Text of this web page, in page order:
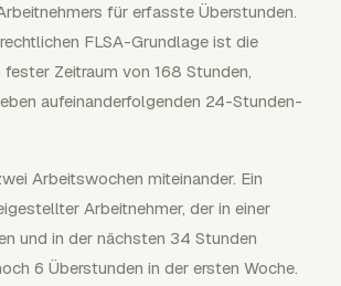
für erfasste Überstunden.
FLSA-Grundlage ist die
Zeitraum von 168 Stunden,
aufeinanderfolgenden 24-Stunden-
Arbeitswochen miteinander. Ein
Arbeitnehmer, der in einer
und in der nächsten 34 Stunden
6 Überstunden in der ersten Woche.